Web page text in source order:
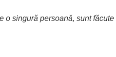
o singură persoană, sunt făcute